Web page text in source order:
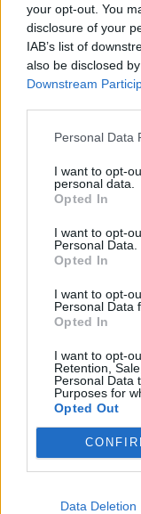
your opt-out. You
disclosure of your
IAB’s list of
also be disclosed
Downstream
Personal Data
I want to opt-
personal data.
Opted In
I want to opt-
Personal Data.
Opted In
I want to opt-
Personal Data
Opted In
I want to opt-
Retention,
Personal Data
Purposes for
Opted Out
Data Deletion
το μοναδικό τους
ΧΡΥΣΌΣ 18 ΚΑΡΑΤΊΩΝ
ΔΙΑΜΆΝΤΙ 0.35CT
€1.737€